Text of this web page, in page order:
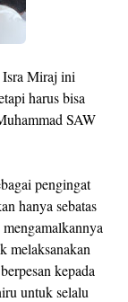
Isra Miraj ini
harus bisa
SAW
pengingat
hanya sebatas
melaksanakan
kepada
untuk selalu